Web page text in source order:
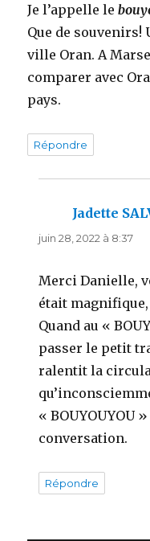
Je l’appelle le
Que de souvenirs!
ville Oran. A
comparer avec
pays.
Répondre
Jadette
juin 28, 2022 à 8:37
Merci Danielle,
était
Quand au «
passer le petit
ralentit la
« BOUYOUYOU
conversation.
Répondre